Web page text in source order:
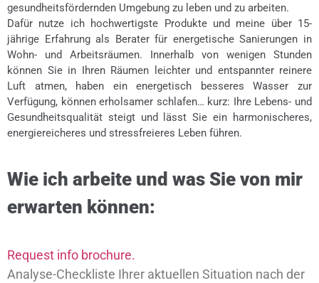
gesundheitsfördernden Umgebung zu leben und zu arbeiten.
Dafür nutze ich hochwertigste Produkte und meine über 15-
jährige Erfahrung als Berater für energetische Sanierungen in
Wohn- und Arbeitsräumen. Innerhalb von wenigen Stunden
können Sie in Ihren Räumen leichter und entspannter reinere
Luft atmen, haben ein energetisch besseres Wasser zur
Verfügung, können erholsamer schlafen… kurz: Ihre Lebens- und
Gesundheitsqualität steigt und lässt Sie ein harmonischeres,
energiereicheres und stressfreieres Leben führen.
Wie ich arbeite und was Sie von mir
erwarten können:
Request info brochure.
Analyse-Checkliste Ihrer aktuellen Situation nach der